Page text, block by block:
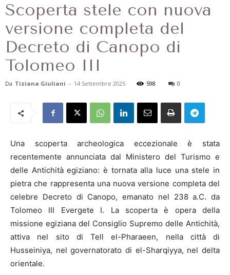
Scoperta stele con nuova
versione completa del
Decreto di Canopo di
Tolomeo III
Da Tiziana Giuliani - 14 Settembre 2025 598 0
Una scoperta archeologica eccezionale è stata
recentemente annunciata dal Ministero del Turismo e
delle Antichità egiziano: è tornata alla luce una stele in
pietra che rappresenta una nuova versione completa del
celebre Decreto di Canopo, emanato nel 238 a.C. da
Tolomeo III Evergete I. La scoperta è opera della
missione egiziana del Consiglio Supremo delle Antichità,
attiva nel sito di Tell el-Pharaeen, nella città di
Husseiniya, nel governatorato di el-Sharqiyya, nel delta
orientale.